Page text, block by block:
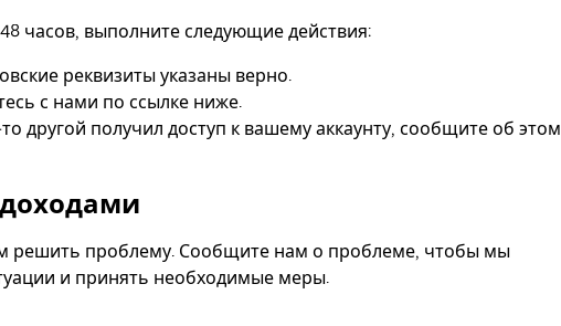
часов, выполните следующие действия:
реквизиты указаны верно.
с нами по ссылке ниже.
другой получил доступ к вашему аккаунту, сообщите об этом
решить проблему. Сообщите нам о проблеме, чтобы мы
и принять необходимые меры.